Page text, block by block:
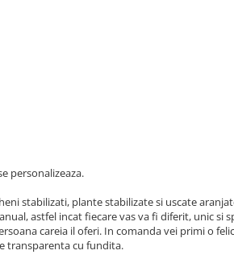
personalizeaza.
stabilizati, plante stabilizate si uscate
astfel incat fiecare vas va fi diferit, unic si
careia il oferi. In comanda vei primi o
transparenta cu fundita.